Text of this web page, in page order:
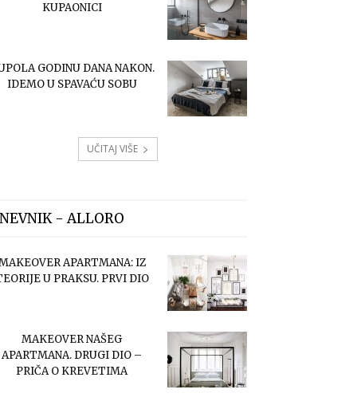
KUPAONICI
GODINU DANA NAKON.
IDEMO U SPAVAĆU SOBU
UČITAJ VIŠE
- ALLORO
APARTMANA: IZ
U PRAKSU. PRVI DIO
MAKEOVER NAŠEG
APARTMANA. DRUGI DIO –
PRIČA O KREVETIMA